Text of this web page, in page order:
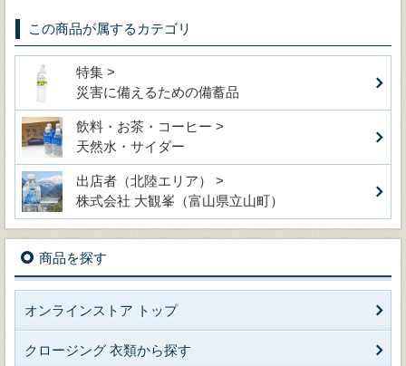
この商品が属するカテゴリ
特集 >
災害に備えるための備蓄品
飲料・お茶・コーヒー >
天然水・サイダー
出店者（北陸エリア） >
株式会社 大観峯（富山県立山町）
商品を探す
オンラインストア トップ
クロージング 衣類から探す